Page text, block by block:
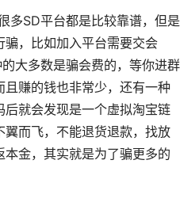
多SD平台都是比较靠谱，但是
，比如加入平台需要交会
大多数是骗会费的，等你进群
赚的钱也非常少，还有一种
就会发现是一个虚拟淘宝链
而飞，不能退货退款，找放
金，其实就是为了骗更多的